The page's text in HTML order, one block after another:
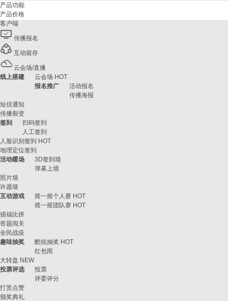
产品功能
产品价格
客户端
传播报名
互动留存
云会场/直播
线上搭建
云会场 HOT
报名推广
活动报名
传播海报
短信通知
传播裂变
签到
扫码签到
人工签到
人脸识别签到 HOT
地理定位签到
活动暖场
3D签到墙
弹幕上墙
照片墙
许愿墙
互动游戏
摇一摇个人赛 HOT
摇一摇团队赛 HOT
描福比拼
答题闯关
全民战疫
趣味抽奖
酷炫抽奖 HOT
红包雨
大转盘 NEW
投票评选
投票
评委评分
打赏点赞
颁奖典礼